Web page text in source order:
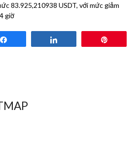
83.925,210938 USDT, với mức giảm
giờ